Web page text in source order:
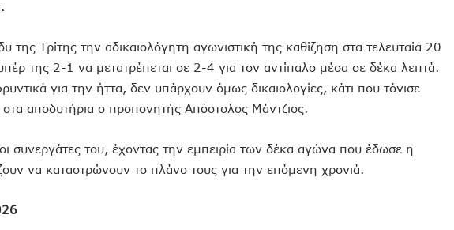
Τρίτης την αδικαιολόγητη αγωνιστική της καθίζηση στα τελευταία 20
της 2-1 να μετατρέπεται σε 2-4 για τον αντίπαλο μέσα σε δέκα λεπτά.
για την ήττα, δεν υπάρχουν όμως δικαιολογίες, κάτι που τόνισε
στα αποδυτήρια ο προπονητής Απόστολος Μάντζιος.
συνεργάτες του, έχοντας την εμπειρία των δέκα αγώνα που έδωσε η
να καταστρώνουν το πλάνο τους για την επόμενη χρονιά.